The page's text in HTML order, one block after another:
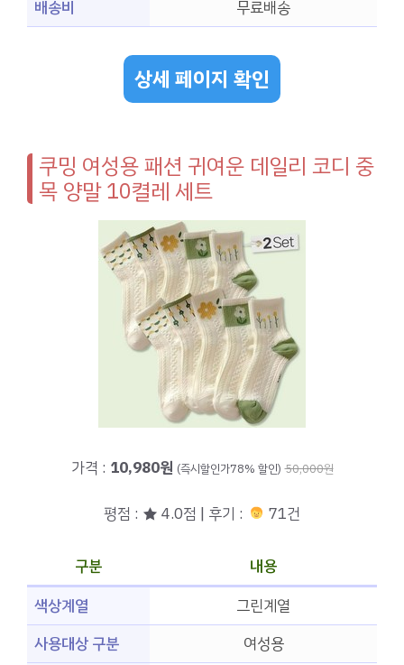
배송비 무료배송
상세 페이지 확인
쿠밍 여성용 패션 귀여운 데일리 코디 중
목 양말 10켤레 세트
가격 : 10,980원 (즉시할인가78% 할인) 50,000원
평점 : ★ 4.0점 | 후기 : 71건
구분
내용
색상계열
그린계열
사용대상 구분
여성용